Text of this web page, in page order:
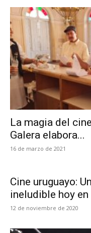
La magia del
Galera elabora...
16 de marzo de 2021
Cine uruguayo:
ineludible hoy en
12 de noviembre de 2020